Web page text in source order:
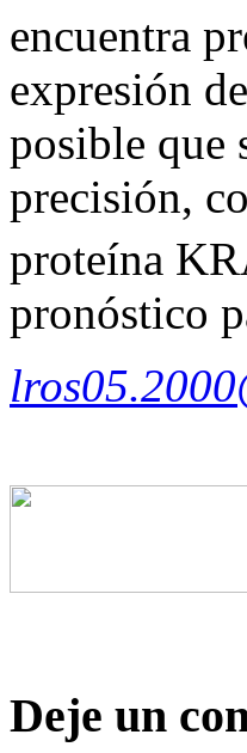
encuentra
expresión
posible que
precisión,
proteína
pronóstico
Deje un